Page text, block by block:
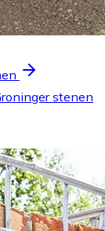
stenen